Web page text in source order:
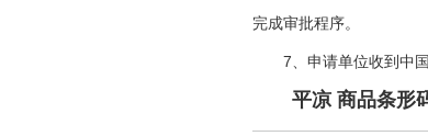
完成审批程序。
7、申请单位收到中
平凉 商品条形